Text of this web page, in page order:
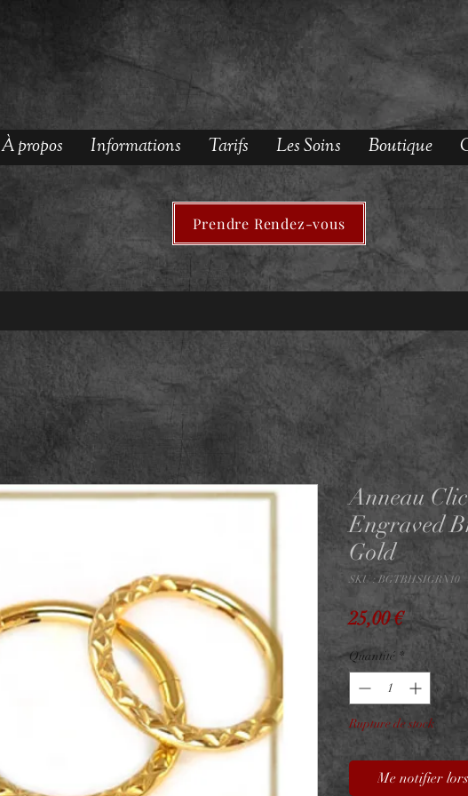
À propos Informations Tarifs Les Soins Boutique
Prendre Rendez-vous
Anneau
Engraved
Gold
SKU : BGTBHSIGRN10
25,00 €Prix
Quantité *
Rupture de stock
Me notifier